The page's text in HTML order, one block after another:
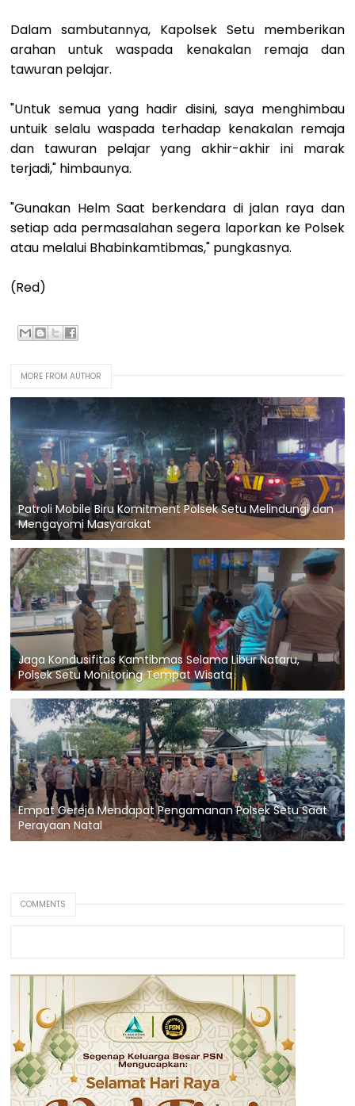
Dalam sambutannya, Kapolsek Setu memberikan
arahan untuk waspada kenakalan remaja dan
tawuran pelajar.
"Untuk semua yang hadir disini, saya menghimbau
untuik selalu waspada terhadap kenakalan remaja
dan tawuran pelajar yang akhir-akhir ini marak
terjadi," himbaunya.
"Gunakan Helm Saat berkendara di jalan raya dan
setiap ada permasalahan segera laporkan ke Polsek
atau melalui Bhabinkamtibmas," pungkasnya.
(Red)
MORE FROM AUTHOR
Patroli Mobile Biru Komitment Polsek Setu Melindungi dan
Mengayomi Masyarakat
Jaga Kondusifitas Kamtibmas Selama Libur Nataru,
Polsek Setu Monitoring Tempat Wisata
Empat Gereja Mendapat Pengamanan Polsek Setu Saat
Perayaan Natal
COMMENTS